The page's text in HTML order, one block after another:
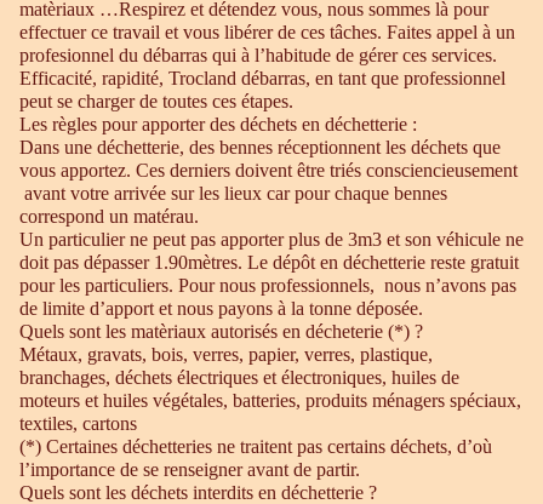
matèriaux …Respirez et détendez vous, nous sommes là pour
effectuer ce travail et vous libérer de ces tâches. Faites appel à un
profesionnel du débarras qui à l’habitude de gérer ces services.
Efficacité, rapidité, Trocland débarras, en tant que professionnel
peut se charger de toutes ces étapes.
Les règles pour apporter des déchets en déchetterie :
Dans une déchetterie, des bennes réceptionnent les déchets que
vous apportez. Ces derniers doivent être triés consciencieusement
avant votre arrivée sur les lieux car pour chaque bennes
correspond un matérau.
Un particulier ne peut pas apporter plus de 3m3 et son véhicule ne
doit pas dépasser 1.90mètres. Le dépôt en déchetterie reste gratuit
pour les particuliers. Pour nous professionnels, nous n’avons pas
de limite d’apport et nous payons à la tonne déposée.
Quels sont les matèriaux autorisés en décheterie (*) ?
Métaux, gravats, bois, verres, papier, verres, plastique,
branchages, déchets électriques et électroniques, huiles de
moteurs et huiles végétales, batteries, produits ménagers spéciaux,
textiles, cartons
(*) Certaines déchetteries ne traitent pas certains déchets, d’où
l’importance de se renseigner avant de partir.
Quels sont les déchets interdits en déchetterie ?